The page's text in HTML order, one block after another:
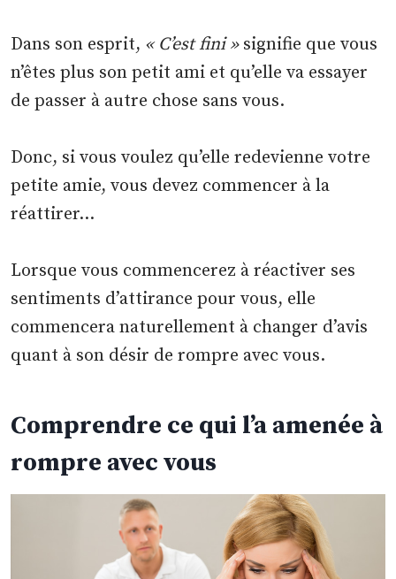
Dans son esprit, « C’est fini »signifie que vous
n’êtes plus son petit ami et qu’elle va essayer
de passer à autre chose sans vous.
Donc, si vous voulez qu’elle redevienne votre
petite amie, vous devez commencer à la
réattirer…
Lorsque vous commencerez à réactiver ses
sentiments d’attirance pour vous, elle
commencera naturellement à changer d’avis
quant à son désir de rompre avec vous.
Comprendre ce qui l’a amenée à
rompre avec vous